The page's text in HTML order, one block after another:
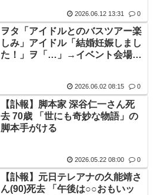
2026.06.12 13:31 0
ヲタ「アイドルとのバスツアー楽
しみ」アイドル「結婚妊娠しまし
た！」ヲ「…」→イベント会場は
2026.06.02 08:15 0
【訃報】脚本家 深谷仁一さん死
去 70歳 「世にも奇妙な物語」の
脚本手がける
2026.05.22 08:00 0
【訃報】元日テレアナの久能靖さ
ん(90)死去 「午後は○○おもいッ